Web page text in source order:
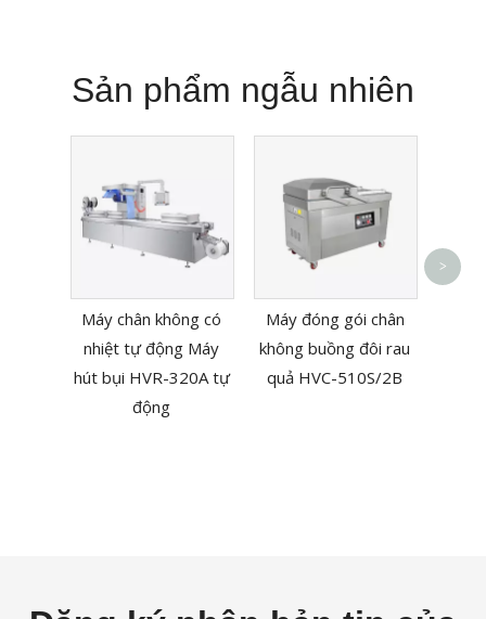
Sản phẩm ngẫu nhiên
Máy chân không có
nhiệt tự động Máy
hút bụi HVR-320A tự
động
Máy đóng gói chân
không buồng đôi rau
quả HVC-510S/2B
Máy
>